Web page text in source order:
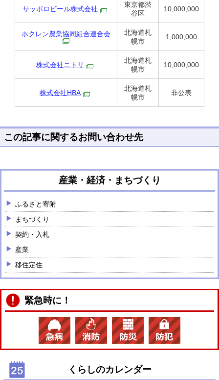
サッポロビール株式会社
東京都渋
谷区
10,000,000
ホクレン農業協同組合連合会
北海道札
幌市
1,000,000
株式会社ニトリ
北海道札
幌市
10,000,000
株式会社HBA
北海道札
幌市
非公表
この記事に関するお問い合わせ先
産業・経済・まちづくり
ふるさと寄附
まちづくり
契約・入札
産業
移住定住
緊急時に！
くらしのカレンダー